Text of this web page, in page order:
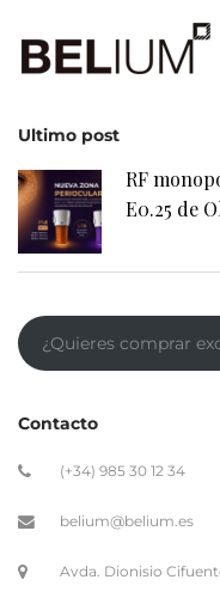
Ultimo post
RF
E0.25 de
¿Quieres comprar
Contacto
(+34) 985 30 12 34
belium@belium.es
Avda. Dionisio